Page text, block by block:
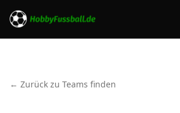
← Zurück zu Teams finden